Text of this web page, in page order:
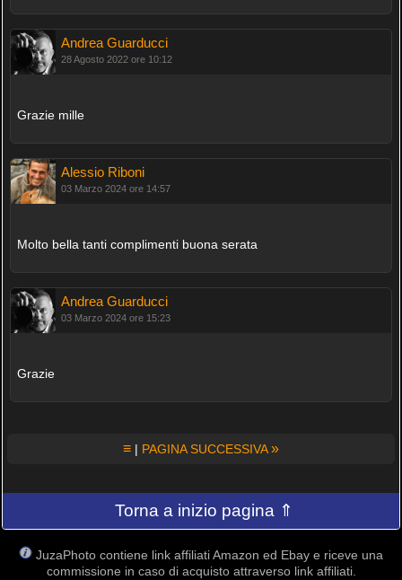
Andrea Guarducci
28 Agosto 2022 ore 10:12
Grazie mille
Alessio Riboni
03 Marzo 2024 ore 14:57
Molto bella tanti complimenti buona serata
Andrea Guarducci
03 Marzo 2024 ore 15:23
Grazie
≡ | PAGINA SUCCESSIVA»
Torna a inizio pagina ⇑
JuzaPhoto contiene link affiliati Amazon ed Ebay e riceve una
commissione in caso di acquisto attraverso link affiliati.